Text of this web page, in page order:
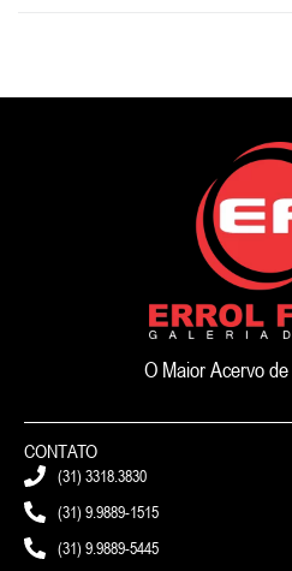
O Maior Acervo
CONTATO
(31) 3318.3830
(31) 9.9889-1515
(31) 9.9889-5445